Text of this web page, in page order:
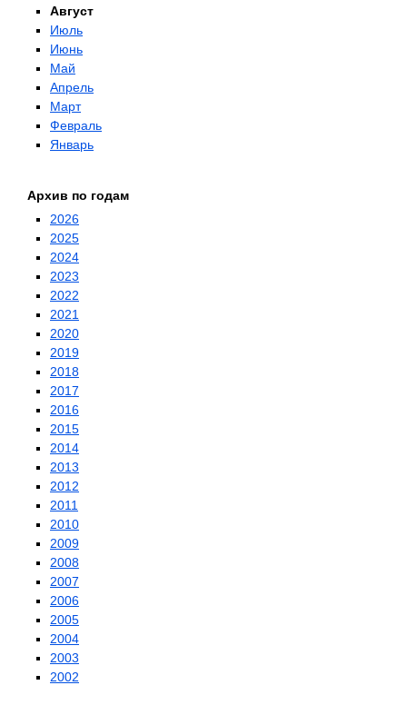
Август
Июль
Июнь
Май
Апрель
Март
Февраль
Январь
Архив по годам
2026
2025
2024
2023
2022
2021
2020
2019
2018
2017
2016
2015
2014
2013
2012
2011
2010
2009
2008
2007
2006
2005
2004
2003
2002